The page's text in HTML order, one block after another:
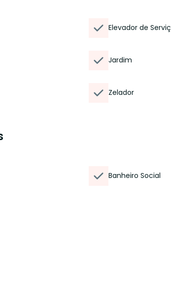
Elevador de
Jardim
Zelador
Banheiro Social